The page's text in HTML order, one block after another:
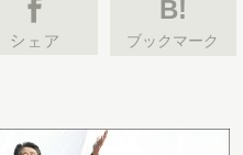
B!
ブックマーク